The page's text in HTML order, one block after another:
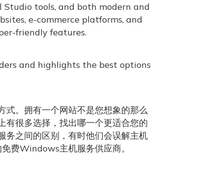
Studio tools, and both modern and
e-commerce platforms, and
friendly features.
and highlights the best options
式。拥有一个网站不是您想象的那么
有很多选择，找出哪一个更适合您的
务之间的区别，有时他们会误解主机
费Windows主机服务供应商。